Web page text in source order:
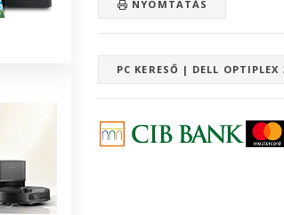
NYOMTATÁS
PC KERESŐ | DELL